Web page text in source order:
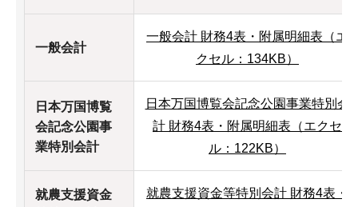
一般会計
一般会計 財務4表・附属明細表（エ
クセル：134KB）
日本万国博覧
会記念公園事
業特別会計
日本万国博覧会記念公園事業特別会
計 財務4表・附属明細表（エクセ
ル：122KB）
就農支援資金
就農支援資金等特別会計 財務4表・